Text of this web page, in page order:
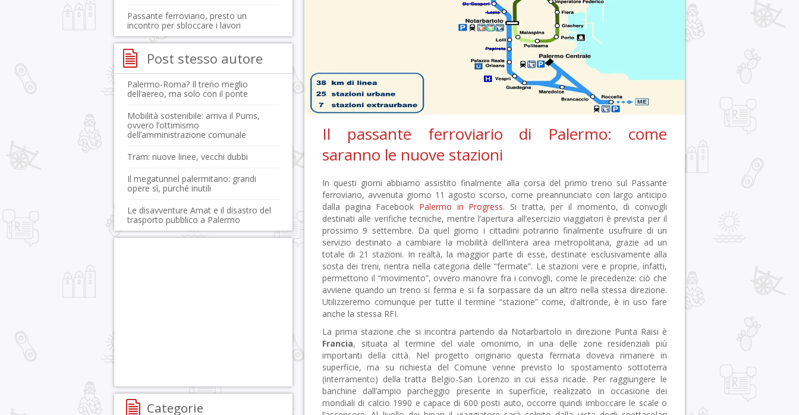
Il passante ferroviario di Palermo: come
saranno le nuove stazioni
In questi giorni abbiamo assistito finalmente alla corsa del primo treno sul Passante
ferroviario, avvenuta giorno 11 agosto scorso, come preannunciato con largo anticipo
dalla pagina Facebook Palermo in Progress. Si tratta, per il momento, di convogli
destinati alle verifiche tecniche, mentre l’apertura all’esercizio viaggiatori è prevista per il
prossimo 9 settembre. Da quel giorno i cittadini potranno finalmente usufruire di un
servizio destinato a cambiare la mobilità dell’intera area metropolitana, grazie ad un
totale di 21 stazioni. In realtà, la maggior parte di esse, destinate esclusivamente alla
sosta dei treni, rientra nella categoria delle “fermate”. Le stazioni vere e proprie, infatti,
permettono il “movimento”, ovvero manovre fra i convogli, come le precedenze: ciò che
avviene quando un treno si ferma e si fa sorpassare da un altro nella stessa direzione.
Utilizzeremo comunque per tutte il termine “stazione” come, d’altronde, è in uso fare
anche la stessa RFI.
La prima stazione che si incontra partendo da Notarbartolo in direzione Punta Raisi è
Francia, situata al termine del viale omonimo, in una delle zone residenziali più
importanti della città. Nel progetto originario questa fermata doveva rimanere in
superficie, ma su richiesta del Comune venne previsto lo spostamento sottoterra
(interramento) della tratta Belgio-San Lorenzo in cui essa ricade. Per raggiungere le
banchine dall’ampio parcheggio presente in superficie, realizzato in occasione dei
mondiali di calcio 1990 e capace di 600 posti auto, occorre quindi imboccare le scale o
Passante ferroviario, presto un
incontro per sbloccare i lavori
Post stesso autore
Palermo-Roma? Il treno meglio
dell’aereo, ma solo con il ponte
Mobilità sostenibile: arriva il Pums,
ovvero l’ottimismo
dell’amministrazione comunale
Tram: nuove linee, vecchi dubbi
Il megatunnel palermitano: grandi
opere sì, purché inutili
Le disavventure Amat e il disastro del
trasporto pubblico a Palermo
Categorie